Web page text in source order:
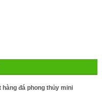
đá phong thủy mini